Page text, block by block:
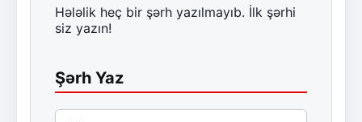
Hələlik heç bir şərh yazılmayıb. İlk şərhi
siz yazın!
Şərh Yaz